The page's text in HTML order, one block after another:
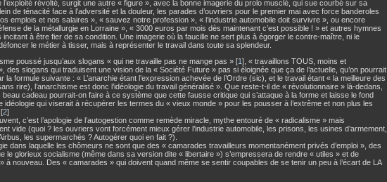
l’exploité révolté, surgit une autre « figure », avec la bonne imagerie du prolo musclé, qui sue courbé sur sa
de ténacité face à l’adversité et la douleur, les parades d’ouvriers pour le premier mai avec force banderoles
emplois et nos salaires », « sauvez notre profession », « l’industrie automobile doit survivre », ou encore
de la métallurgie en Lorraine », « 3000 euros par mois dès maintenant c’est possible ! » et autres hymnes
incitant à être fier de sa condition. Une imagerie où la faucille ne sert plus à égorger le contre-maître, ni le
le métier à tisser, mais à représenter le travail dans toute sa splendeur.
poussé jusqu’aux slogans « qui ne travaille pas ne mange pas » [1] , « travaillons TOUS, moins et
des slogans qui traduisent une vision de la « Société Future » pas si éloignée que ça de l’actuelle, qu’on pourrait
la formule suivante : « L’anarchie étant l’expression achevée de l’Ordre (sic), et le travail étant « la meilleure des
rire), l’anarchisme est donc l’idéologie du travail généralisé ». Que reste-t-il de « révolutionnaire » là-dedans,
beau cadeau pourrait-on faire à ce système que cette fausse critique qui s’attaque à la forme et laisse le fond
idéologie qui viserait à récupérer les termes du « vieux monde » pour les pousser à l’extrême et non plus les
[2]
c’est l’apologie de l’autogestion comme remède miracle, mythe entouré de « radicalisme » mais
vide (quoi ? les ouvriers vont forcément mieux gérer l’industrie automobile, les prisons, les usines d’armement,
les supermarchés ? Autogérer quoi en fait ?).
dans laquelle les chômeurs ne sont que des « camarades travailleurs momentanément privés d’emploi », des
le glorieux socialisme (même dans sa version dite « libertaire ») s’empressera de rendre « utiles » et de
à nouveau. Des « camarades » qui doivent quand même se sentir coupables de se tenir un peu à l’écart de LA